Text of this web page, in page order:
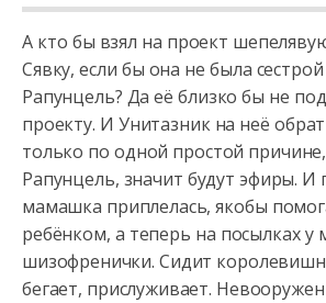
А кто бы взял на проект
Сявку, если бы она не была
Рапунцель? Да её близко бы не
проекту. И Унитазник на неё
только по одной простой
Рапунцель, значит будут эфиры. И
мамашка приплелась, якобы
ребёнком, а теперь на посылках у
шизофренички. Сидит
бегает, прислуживает.